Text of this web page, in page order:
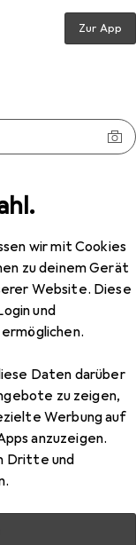
wir mit Cookies
zu deinem Gerät
Website. Diese
und
Daten darüber
zu zeigen,
Werbung auf
anzuzeigen.
Dritte und
Zur App
BeFree